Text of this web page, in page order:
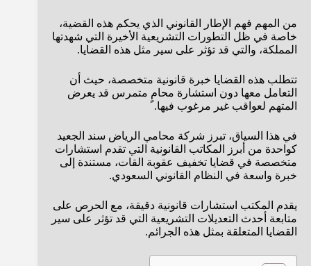
من المهم فهم الإطار القانوني الذي يحكم هذه القضية،
خاصة في ظل التطورات التشريعية الأخيرة التي شهدتها
المملكة، والتي قد تؤثر على سير مثل هذه القضايا.
تتطلب هذه القضايا خبرة قانونية متخصصة، حيث أن
التعامل معها دون استشارة محامٍ متمرس قد يعرض
المتهم لعواقب غير مرغوب فيها.
في هذا السياق، تبرز شركة محامي الرياض سند الجعيد
كواحدة من أبرز المكاتب القانونية التي تقدم استشارات
متخصصة في قضايا تخفيف عقوبة القات، مستندة إلى
خبرة واسعة في النظام القانوني السعودي.
يقدم المكتب استشارات قانونية دقيقة، مع الحرص على
متابعة أحدث التعديلات التشريعية التي قد تؤثر على سير
القضايا المتعلقة بمثل هذه الجرائم.